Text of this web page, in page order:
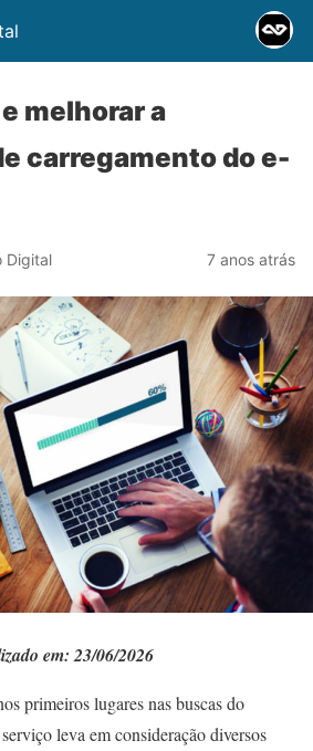
melhorar a
carregamento do e-
Digital 7 anos atrás
em: 23/06/2026
primeiros lugares nas buscas do
leva em consideração diversos